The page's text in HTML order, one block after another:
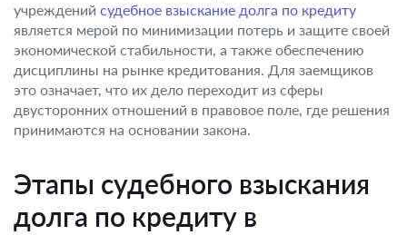
учреждений судебное взыскание долга по кредиту
является мерой по минимизации потерь и защите своей
экономической стабильности, а также обеспечению
дисциплины на рынке кредитования. Для заемщиков
это означает, что их дело переходит из сферы
двусторонних отношений в правовое поле, где решения
принимаются на основании закона.
Этапы судебного взыскания
долга по кредиту в